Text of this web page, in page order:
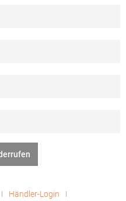
Händler-Login